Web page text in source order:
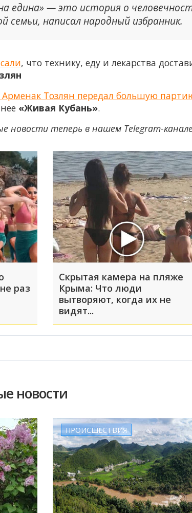
едина» — это история о
семьи, написал народный избранник.
, что технику, еду и лекарства
Тозлян передал большую
«Живая Кубань».
новости теперь в нашем Telegram-
раз
Скрытая камера на пляже
Крыма: Что люди
вытворяют, когда их не
видят...
новости
ПРОИСШЕСТВИЯ